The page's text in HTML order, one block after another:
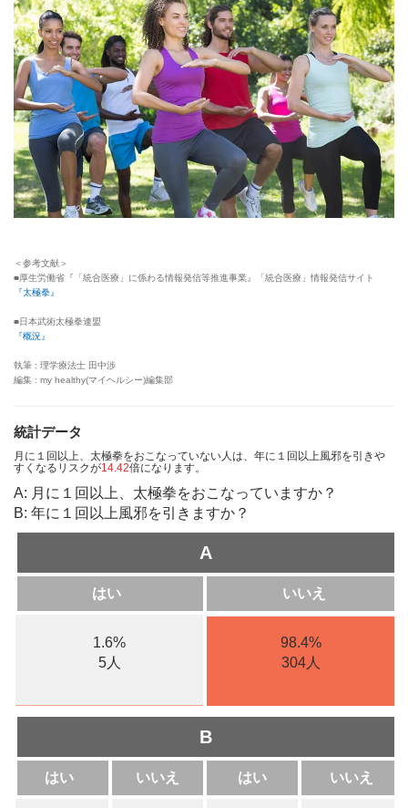
＜参考文献＞
■厚生労働省『「統合医療」に係わる情報発信等推進事業』「統合医療」情報発信サイト
『太極拳』
■日本武術太極拳連盟
『概況』
執筆 : 理学療法士 田中渉
編集 : my healthy(マイヘルシー)編集部
統計データ
月に１回以上、太極拳をおこなっていない人は、年に１回以上風邪を引きや
すくなるリスクが14.42倍になります。
A: 月に１回以上、太極拳をおこなっていますか？
B: 年に１回以上風邪を引きますか？
A
はい いいえ
1.6%
5人
98.4%
304人
B
はい いいえ はい いいえ